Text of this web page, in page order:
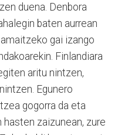
duena. Denbora
baten aurrean
gai izango
Finlandiara
aritu nintzen,
Egunero
gogorra da eta
hasten zaizunean, zure